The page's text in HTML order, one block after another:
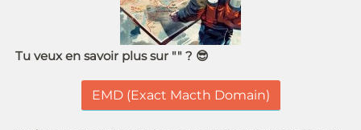
Tu veux en savoir plus sur "" ? 😎
EMD (Exact Macth Domain)